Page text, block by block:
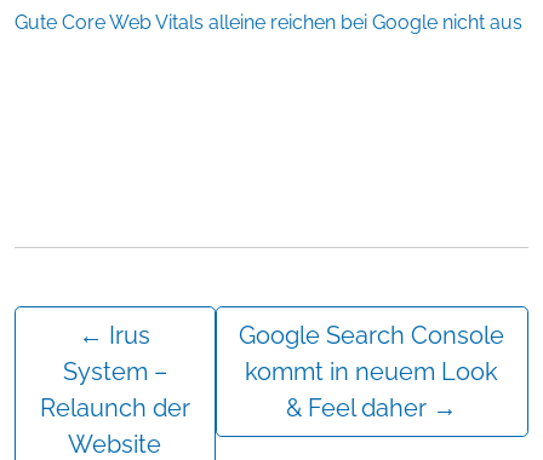
Gute Core Web Vitals alleine reichen bei Google nicht aus
← Irus
System –
Relaunch der
Website
Google Search Console
kommt in neuem Look
& Feel daher →